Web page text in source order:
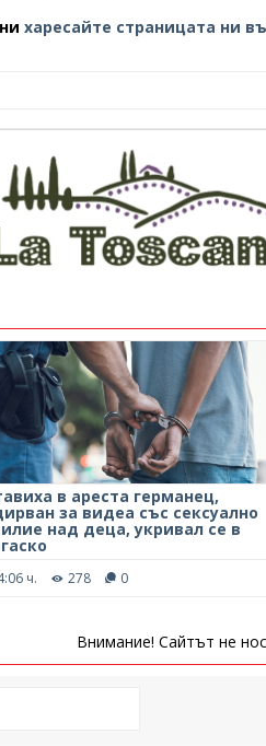
харесайте страницата ни
в ареста германец,
за видеа със сексуално
над деца, укривал се в
ч. 278 0
Внимание! Сайтът не